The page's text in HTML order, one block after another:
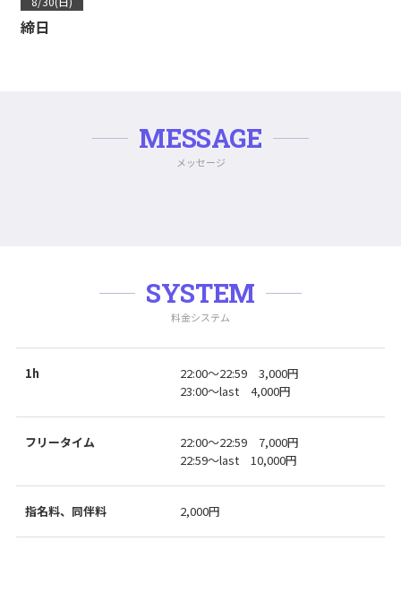
締日
MESSAGE
メッセージ
SYSTEM
料金システム
1h
22:00〜22:59 3,000円
23:00〜last 4,000円
フリータイム
22:00〜22:59 7,000円
22:59〜last 10,000円
指名料、同伴料 2,000円